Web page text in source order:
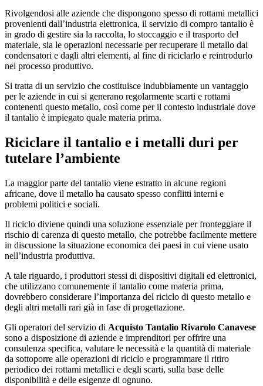
Rivolgendosi alle aziende che dispongono spesso di rottami metallici
provenienti dall’industria elettronica, il servizio di compro tantalio è
in grado di gestire sia la raccolta, lo stoccaggio e il trasporto del
materiale, sia le operazioni necessarie per recuperare il metallo dai
condensatori e dagli altri elementi, al fine di riciclarlo e reintrodurlo
nel processo produttivo.
Si tratta di un servizio che costituisce indubbiamente un vantaggio
per le aziende in cui si generano regolarmente scarti e rottami
contenenti questo metallo, così come per il contesto industriale dove
il tantalio è impiegato quale materia prima.
Riciclare il tantalio e i metalli duri per
tutelare l’ambiente
La maggior parte del tantalio viene estratto in alcune regioni
africane, dove il metallo ha causato spesso conflitti interni e
problemi politici e sociali.
Il riciclo diviene quindi una soluzione essenziale per fronteggiare il
rischio di carenza di questo metallo, che potrebbe facilmente mettere
in discussione la situazione economica dei paesi in cui viene usato
nell’industria produttiva.
A tale riguardo, i produttori stessi di dispositivi digitali ed elettronici,
che utilizzano comunemente il tantalio come materia prima,
dovrebbero considerare l’importanza del riciclo di questo metallo e
degli altri metalli rari già in fase di progettazione.
Gli operatori del servizio di Acquisto Tantalio Rivarolo Canavese
sono a disposizione di aziende e imprenditori per offrire una
consulenza specifica, valutare le necessità e la quantità di materiale
da sottoporre alle operazioni di riciclo e programmare il ritiro
periodico dei rottami metallici e degli scarti, sulla base delle
disponibilità e delle esigenze di ognuno.